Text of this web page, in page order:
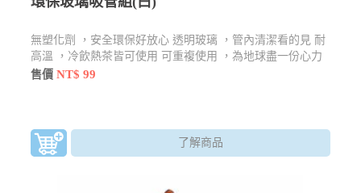
無塑化劑 ，安全環保好放心 透明玻璃 ，管內清潔看的見 耐
高溫 ，冷飲熱茶皆可使用 可重複使用 ，為地球盡一份心力
售價NT$ 99
了解商品